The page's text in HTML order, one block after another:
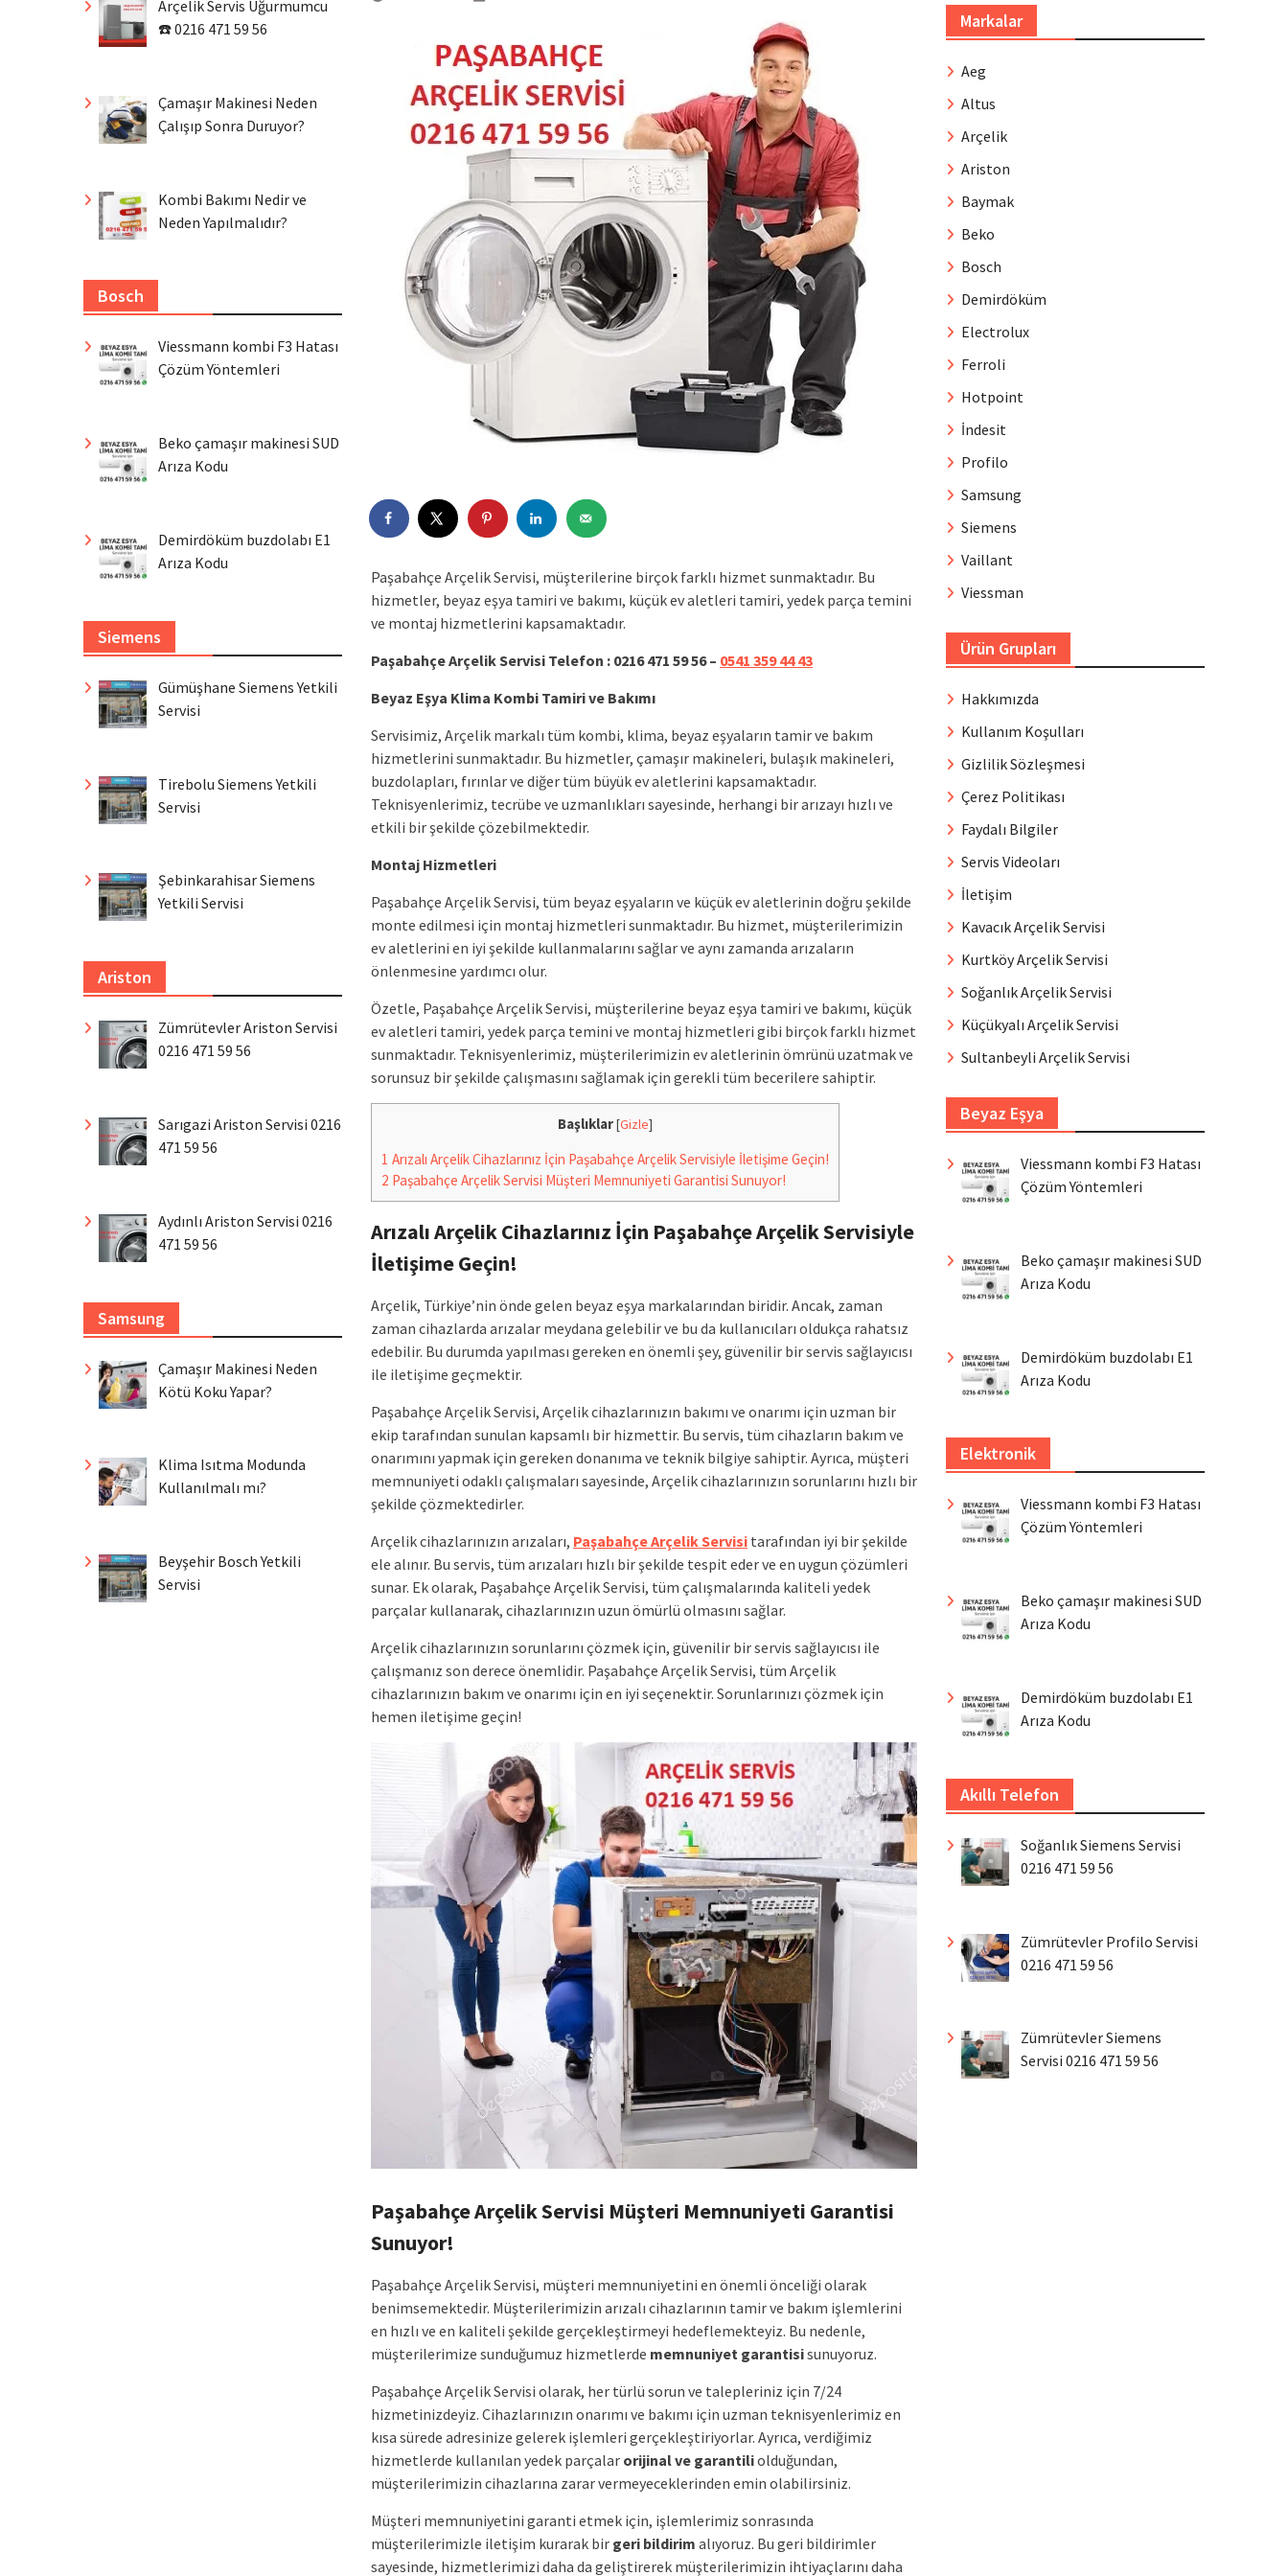
Paşabahçe Arçelik Servisi, müşterilerine birçok farklı hizmet sunmaktadır. Bu
hizmetler, beyaz eşya tamiri ve bakımı, küçük ev aletleri tamiri, yedek parça temini
ve montaj hizmetlerini kapsamaktadır.
Paşabahçe Arçelik Servisi Telefon : 0216 471 59 56 – 0541 359 44 43
Beyaz Eşya Klima Kombi Tamiri ve Bakımı
Servisimiz, Arçelik markalı tüm kombi, klima, beyaz eşyaların tamir ve bakım
hizmetlerini sunmaktadır. Bu hizmetler, çamaşır makineleri, bulaşık makineleri,
buzdolapları, fırınlar ve diğer tüm büyük ev aletlerini kapsamaktadır.
Teknisyenlerimiz, tecrübe ve uzmanlıkları sayesinde, herhangi bir arızayı hızlı ve
etkili bir şekilde çözebilmektedir.
Montaj Hizmetleri
Paşabahçe Arçelik Servisi, tüm beyaz eşyaların ve küçük ev aletlerinin doğru şekilde
monte edilmesi için montaj hizmetleri sunmaktadır. Bu hizmet, müşterilerimizin
ev aletlerini en iyi şekilde kullanmalarını sağlar ve aynı zamanda arızaların
önlenmesine yardımcı olur.
Özetle, Paşabahçe Arçelik Servisi, müşterilerine beyaz eşya tamiri ve bakımı, küçük
ev aletleri tamiri, yedek parça temini ve montaj hizmetleri gibi birçok farklı hizmet
sunmaktadır. Teknisyenlerimiz, müşterilerimizin ev aletlerinin ömrünü uzatmak ve
sorunsuz bir şekilde çalışmasını sağlamak için gerekli tüm becerilere sahiptir.
Başlıklar[Gizle]
1 Arızalı Arçelik Cihazlarınız İçin Paşabahçe Arçelik Servisiyle İletişime Geçin!
2 Paşabahçe Arçelik Servisi Müşteri Memnuniyeti Garantisi Sunuyor!
Arızalı Arçelik Cihazlarınız İçin Paşabahçe Arçelik Servisiyle
İletişime Geçin!
Arçelik, Türkiye’nin önde gelen beyaz eşya markalarından biridir. Ancak, zaman
zaman cihazlarda arızalar meydana gelebilir ve bu da kullanıcıları oldukça rahatsız
edebilir. Bu durumda yapılması gereken en önemli şey, güvenilir bir servis sağlayıcısı
ile iletişime geçmektir.
Paşabahçe Arçelik Servisi, Arçelik cihazlarınızın bakımı ve onarımı için uzman bir
ekip tarafından sunulan kapsamlı bir hizmettir. Bu servis, tüm cihazların bakım ve
onarımını yapmak için gereken donanıma ve teknik bilgiye sahiptir. Ayrıca, müşteri
memnuniyeti odaklı çalışmaları sayesinde, Arçelik cihazlarınızın sorunlarını hızlı bir
şekilde çözmektedirler.
Arçelik cihazlarınızın arızaları, Paşabahçe Arçelik Servisi tarafından iyi bir şekilde
ele alınır. Bu servis, tüm arızaları hızlı bir şekilde tespit eder ve en uygun çözümleri
sunar. Ek olarak, Paşabahçe Arçelik Servisi, tüm çalışmalarında kaliteli yedek
parçalar kullanarak, cihazlarınızın uzun ömürlü olmasını sağlar.
Arçelik cihazlarınızın sorunlarını çözmek için, güvenilir bir servis sağlayıcısı ile
çalışmanız son derece önemlidir. Paşabahçe Arçelik Servisi, tüm Arçelik
cihazlarınızın bakım ve onarımı için en iyi seçenektir. Sorunlarınızı çözmek için
hemen iletişime geçin!
Paşabahçe Arçelik Servisi Müşteri Memnuniyeti Garantisi
Sunuyor!
Paşabahçe Arçelik Servisi, müşteri memnuniyetini en önemli önceliği olarak
benimsemektedir. Müşterilerimizin arızalı cihazlarının tamir ve bakım işlemlerini
en hızlı ve en kaliteli şekilde gerçekleştirmeyi hedeflemekteyiz. Bu nedenle,
müşterilerimize sunduğumuz hizmetlerde memnuniyet garantisisunuyoruz.
Paşabahçe Arçelik Servisi olarak, her türlü sorun ve talepleriniz için 7/24
hizmetinizdeyiz. Cihazlarınızın onarımı ve bakımı için uzman teknisyenlerimiz en
kısa sürede adresinize gelerek işlemleri gerçekleştiriyorlar. Ayrıca, verdiğimiz
hizmetlerde kullanılan yedek parçalar orijinal ve garantiliolduğundan,
müşterilerimizin cihazlarına zarar vermeyeceklerinden emin olabilirsiniz.
Müşteri memnuniyetini garanti etmek için, işlemlerimiz sonrasında
müşterilerimizle iletişim kurarak bir geri bildirim alıyoruz. Bu geri bildirimler
sayesinde, hizmetlerimizi daha da geliştirerek müşterilerimizin ihtiyaçlarını daha
Markalar
Aeg
Altus
Arçelik
Ariston
Baymak
Beko
Bosch
Demirdöküm
Electrolux
Ferroli
Hotpoint
İndesit
Profilo
Samsung
Siemens
Vaillant
Viessman
Ürün Grupları
Hakkımızda
Kullanım Koşulları
Gizlilik Sözleşmesi
Çerez Politikası
Faydalı Bilgiler
Servis Videoları
İletişim
Kavacık Arçelik Servisi
Kurtköy Arçelik Servisi
Soğanlık Arçelik Servisi
Küçükyalı Arçelik Servisi
Sultanbeyli Arçelik Servisi
Beyaz Eşya
Viessmann kombi F3 Hatası
Çözüm Yöntemleri
Beko çamaşır makinesi SUD
Arıza Kodu
Demirdöküm buzdolabı E1
Arıza Kodu
Elektronik
Viessmann kombi F3 Hatası
Çözüm Yöntemleri
Beko çamaşır makinesi SUD
Arıza Kodu
Demirdöküm buzdolabı E1
Arıza Kodu
Akıllı Telefon
Soğanlık Siemens Servisi
0216 471 59 56
Zümrütevler Profilo Servisi
0216 471 59 56
Zümrütevler Siemens
Servisi 0216 471 59 56
Arçelik Servis Uğurmumcu
☎️ 0216 471 59 56
Çamaşır Makinesi Neden
Çalışıp Sonra Duruyor?
Kombi Bakımı Nedir ve
Neden Yapılmalıdır?
Bosch
Viessmann kombi F3 Hatası
Çözüm Yöntemleri
Beko çamaşır makinesi SUD
Arıza Kodu
Demirdöküm buzdolabı E1
Arıza Kodu
Siemens
Gümüşhane Siemens Yetkili
Servisi
Tirebolu Siemens Yetkili
Servisi
Şebinkarahisar Siemens
Yetkili Servisi
Ariston
Zümrütevler Ariston Servisi
0216 471 59 56
Sarıgazi Ariston Servisi 0216
471 59 56
Aydınlı Ariston Servisi 0216
471 59 56
Samsung
Çamaşır Makinesi Neden
Kötü Koku Yapar?
Klima Isıtma Modunda
Kullanılmalı mı?
Beyşehir Bosch Yetkili
Servisi